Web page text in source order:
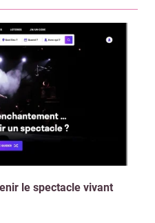
le spectacle vivant